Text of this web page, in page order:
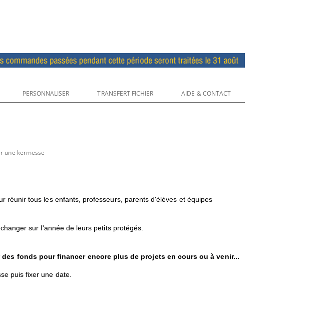
PERSONNALISER TRANSFERT FICHIER AIDE & CONTACT
une kermesse
réunir tous les enfants, professeurs, parents d'élèves et équipes
sur l'année de leurs petits protégés.
fonds pour financer encore plus de projets en cours ou à venir...
puis fixer une date.